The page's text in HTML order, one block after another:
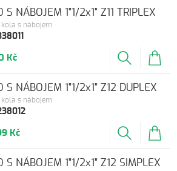
kola s nábojem
S NÁBOJEM 1"1/2x1" Z11 TRIPLEX
Kč
kola s nábojem
S NÁBOJEM 1"1/2x1" Z12 DUPLEX
Kč
S NÁBOJEM 1"1/2x1" Z12 SIMPLEX